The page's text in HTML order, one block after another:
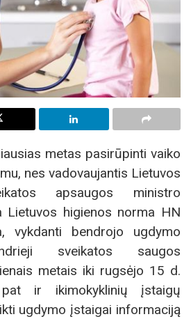
metas pasirūpinti vaiko
nes vadovaujantis Lietuvos
apsaugos ministro
Lietuvos higienos norma HN
vykdanti bendrojo ugdymo
sveikatos saugos
metais iki rugsėjo 15 d.
ir ikimokyklinių įstaigų
ugdymo įstaigai informaciją